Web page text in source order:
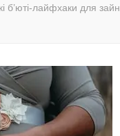
б’юті-лайфхаки для